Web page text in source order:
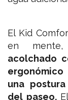
El Kid
en
acolchado
una
del paseo.El